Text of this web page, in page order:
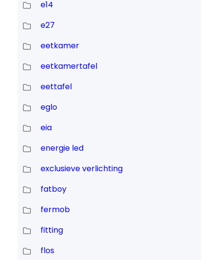
e14
e27
eetkamer
eetkamertafel
eettafel
eglo
eia
energie led
exclusieve verlichting
fatboy
fermob
fitting
flos